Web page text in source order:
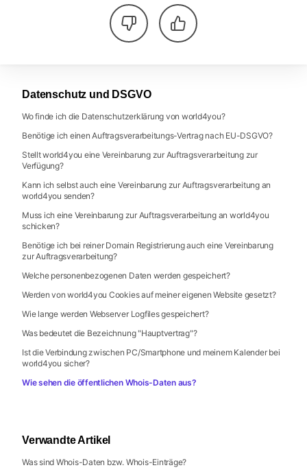
Datenschutz und DSGVO
Wo finde ich die Datenschutzerklärung von world4you?
Benötige ich einen Auftragsverarbeitungs-Vertrag nach EU-DSGVO?
Stellt world4you eine Vereinbarung zur Auftragsverarbeitung zur
Verfügung?
Kann ich selbst auch eine Vereinbarung zur Auftragsverarbeitung an
world4you senden?
Muss ich eine Vereinbarung zur Auftragsverarbeitung an world4you
schicken?
Benötige ich bei reiner Domain Registrierung auch eine Vereinbarung
zur Auftragsverarbeitung?
Welche personenbezogenen Daten werden gespeichert?
Werden von world4you Cookies auf meiner eigenen Website gesetzt?
Wie lange werden Webserver Logfiles gespeichert?
Was bedeutet die Bezeichnung "Hauptvertrag"?
Ist die Verbindung zwischen PC/Smartphone und meinem Kalender bei
world4you sicher?
Wie sehen die öffentlichen Whois-Daten aus?
Verwandte Artikel
Was sind Whois-Daten bzw. Whois-Einträge?